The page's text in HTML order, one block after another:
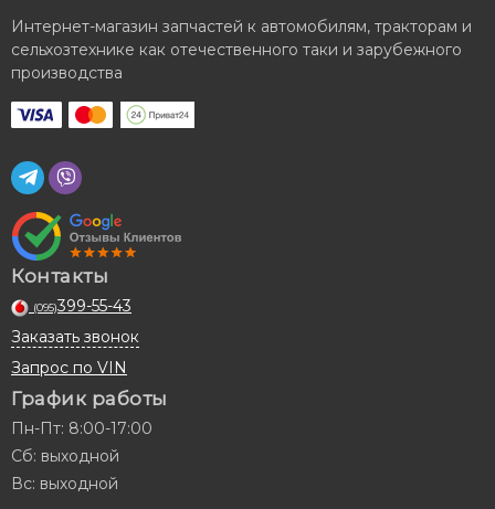
Интернет-магазин запчастей к автомобилям, тракторам и
сельхозтехнике как отечественного таки и зарубежного
производства
Контакты
(095)399-55-43
Заказать звонок
Запрос по VIN
График работы
Пн-Пт: 8:00-17:00
Сб: выходной
Вс: выходной